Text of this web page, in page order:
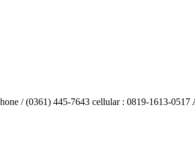
/ (0361) 445-7643 cellular : 0819-1613-0517